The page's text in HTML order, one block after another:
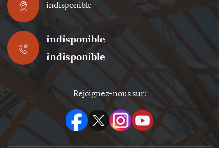
indisponible
indisponible
indisponible
Rejoignez-nous sur: